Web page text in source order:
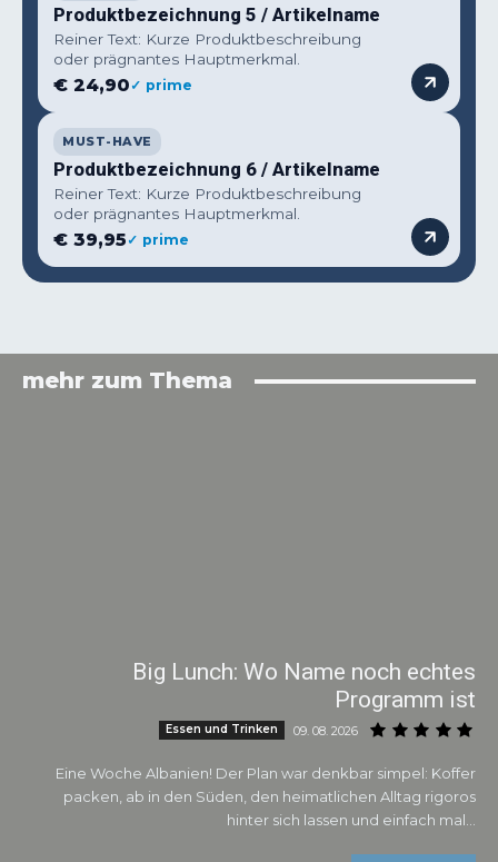
Produktbezeichnung 5 / Artikelname
Reiner Text: Kurze Produktbeschreibung
oder prägnantes Hauptmerkmal.
€ 24,90✓ prime
MUST-HAVE
Produktbezeichnung 6 / Artikelname
Reiner Text: Kurze Produktbeschreibung
oder prägnantes Hauptmerkmal.
€ 39,95✓ prime
mehr zum Thema
Big Lunch: Wo Name noch echtes
Programm ist
Essen und Trinken 09. 08. 2026
Eine Woche Albanien! Der Plan war denkbar simpel: Koffer
packen, ab in den Süden, den heimatlichen Alltag rigoros
hinter sich lassen und einfach mal...